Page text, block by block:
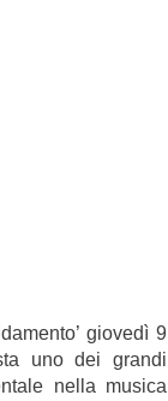
giovedì 9
uno dei grandi
nella musica